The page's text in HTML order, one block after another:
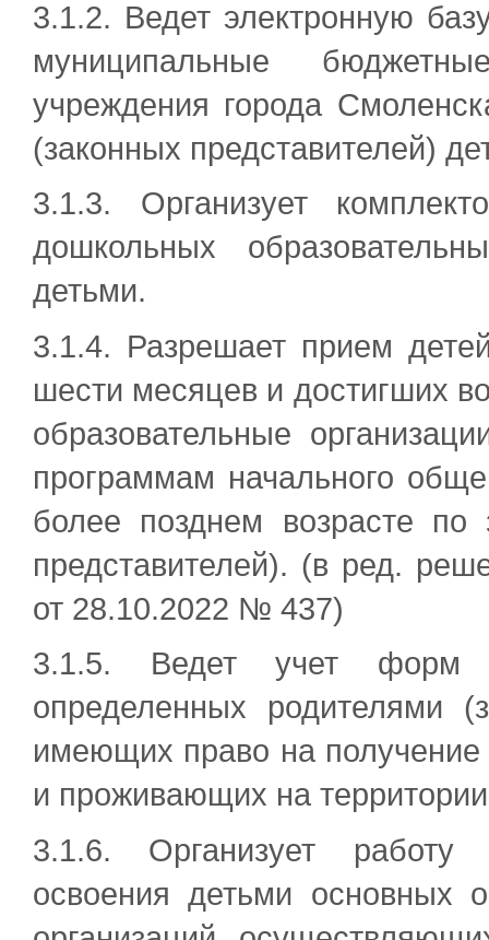
3.1.2. Ведет электронную
муниципальные
учреждения города
(законных представителей)
3.1.3. Организует
дошкольных
детьми.
3.1.4. Разрешает прием
шести месяцев и достигших
образовательные
программам начального
более позднем возрасте по
представителей). (в ред.
от 28.10.2022 № 437)
3.1.5. Ведет учет форм
определенных родителями
имеющих право на получение
и проживающих на
3.1.6. Организует работу
освоения детьми основных